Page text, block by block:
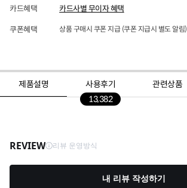
카드혜택 카드사별 무이자 혜택
쿠폰혜택 상품 구매시 쿠폰 지급 (쿠폰 지급시 별도 알림)
제품설명
사용후기
13,382
관련상품